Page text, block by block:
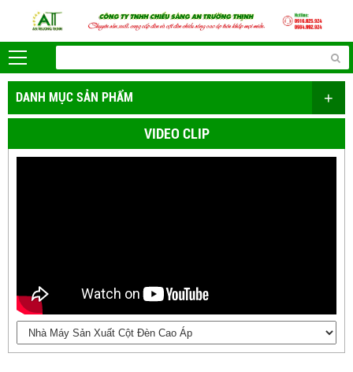
DANH MỤC SẢN PHẨM +
VIDEO CLIP